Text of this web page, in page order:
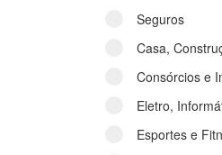
Seguros
Casa,
Consórcios e
Eletro,
Esportes e